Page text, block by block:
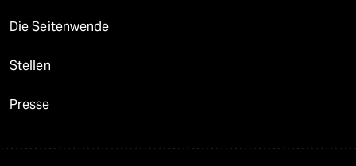
Die Seitenwende
Stellen
Presse